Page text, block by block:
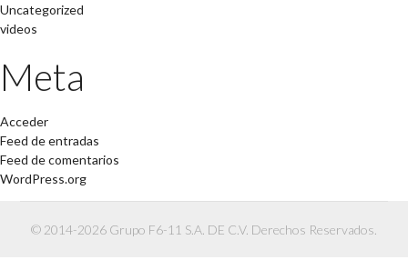
Uncategorized
videos
Meta
Acceder
Feed de entradas
Feed de comentarios
WordPress.org
© 2014-2026 Grupo F6-11 S.A. DE C.V. Derechos Reservados.